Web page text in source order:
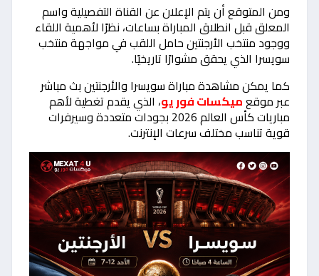
ومن المتوقع أن يتم الإعلان عن القناة التفصيلية واسم
المعلق قبل انطلاق المباراة بساعات، نظرًا لأهمية اللقاء
ووجود منتخب الأرجنتين حامل اللقب في مواجهة منتخب
سويسرا الذي يحقق مشوارًا تاريخيًا.
كما يمكن مشاهدة مباراة سويسرا والأرجنتين بث مباشر
عبر موقعميكسات فور يو، الذي يقدم تغطية لأهم
مباريات كأس العالم 2026 بجودات متعددة وسيرفرات
قوية تناسب مختلف سرعات الإنترنت.